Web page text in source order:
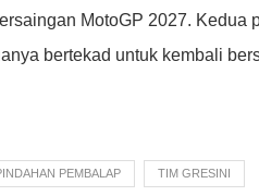
MotoGP 2027. Kedua
bertekad untuk kembali
PEMBALAP TIM GRESINI